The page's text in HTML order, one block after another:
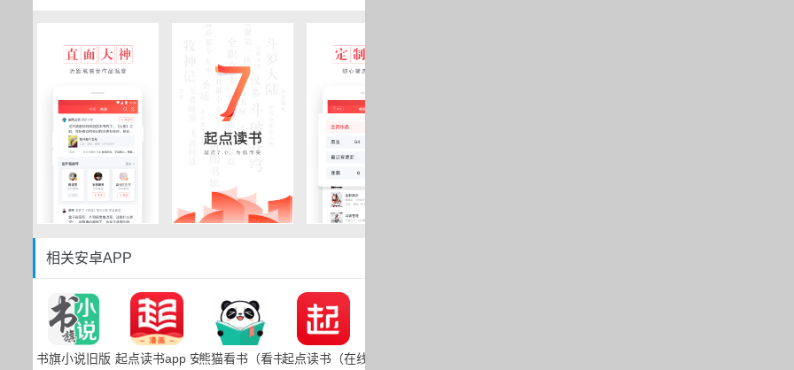
相关安卓APP
书旗小说旧版 起点读书app 安卓客户端下载
熊猫看书（看书听书软件）起点读书（在线原创书城）